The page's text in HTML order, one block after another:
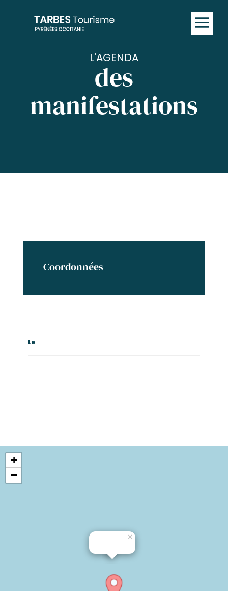
L'AGENDA
des
manifestations
Coordonnées
Le
×
+
−